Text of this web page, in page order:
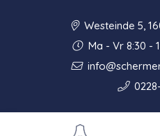
Westeinde 5,
Ma - Vr 8:30 -